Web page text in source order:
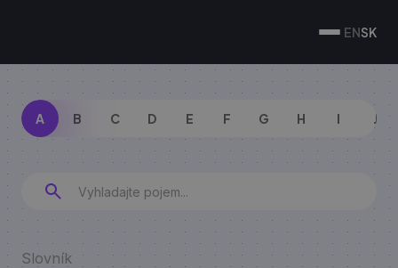
ENSK
A B C D E F G H I J
Slovník